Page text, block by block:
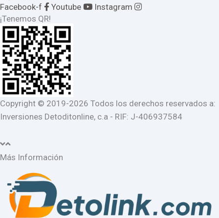
Facebook-f
Youtube
Instagram
¡Tenemos QR!
Copyright © 2019-2026 Todos los derechos reservados a:
Inversiones Detoditonline, c.a - RIF: J-406937584
Más Información